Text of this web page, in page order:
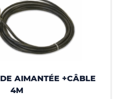
AIMANTÉE +CÂBLE
4M